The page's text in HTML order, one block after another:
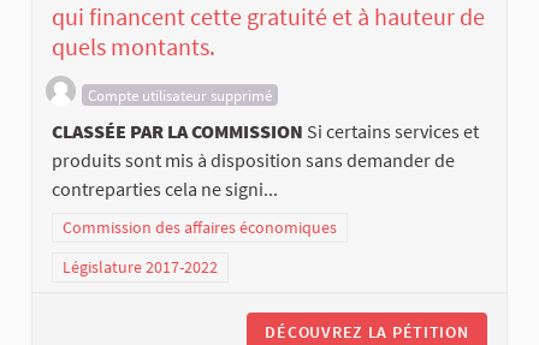
qui financent cette gratuité et à hauteur de
quels montants.
Compte utilisateur supprimé
CLASSÉE PAR LA COMMISSION Si certains services et
produits sont mis à disposition sans demander de
contreparties cela ne signi...
Commission des affaires économiques
Législature 2017-2022
DÉCOUVREZ LA PÉTITION